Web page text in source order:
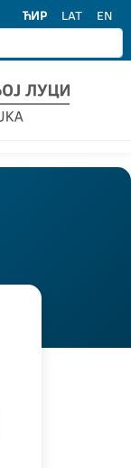
ЋИР LAT EN